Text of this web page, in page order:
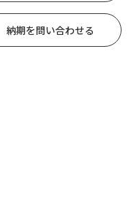
納期を問い合わせる